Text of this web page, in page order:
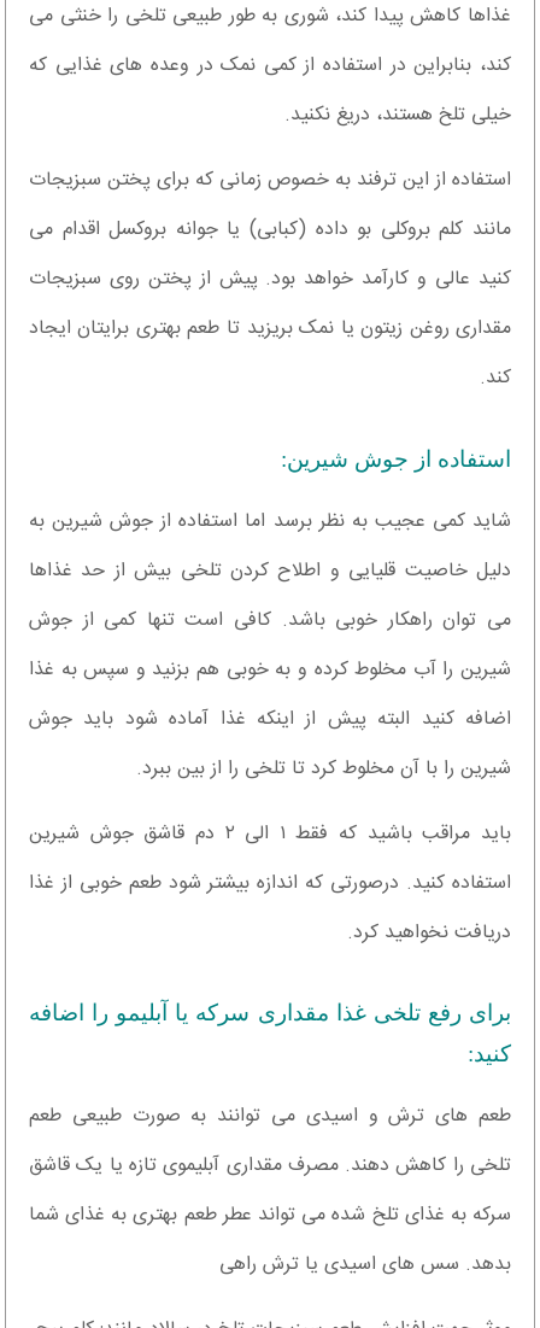
غذاها کاهش پیدا کند، شوری به طور طبیعی تلخی را خنثی می
کند، بنابراین در استفاده از کمی نمک در وعده های غذایی که
خیلی تلخ هستند، دریغ نکنید.
استفاده از این ترفند به خصوص زمانی که برای پختن سبزیجات
مانند کلم بروکلی بو داده (کبابی) یا جوانه بروکسل اقدام می
کنید عالی و کارآمد خواهد بود. پیش از پختن روی سبزیجات
مقداری روغن زیتون یا نمک بریزید تا طعم بهتری برایتان ایجاد
کند.
استفاده از جوش شیرین:
شاید کمی عجیب به نظر برسد اما استفاده از جوش شیرین به
دلیل خاصیت قلیایی و اطلاح کردن تلخی بیش از حد غذاها
می توان راهکار خوبی باشد. کافی است تنها کمی از جوش
شیرین را آب مخلوط کرده و به خوبی هم بزنید و سپس به غذا
اضافه کنید البته پیش از اینکه غذا آماده شود باید جوش
شیرین را با آن مخلوط کرد تا تلخی را از بین ببرد.
باید مراقب باشید که فقط ۱ الی ۲ دم قاشق جوش شیرین
استفاده کنید. درصورتی که اندازه بیشتر شود طعم خوبی از غذا
دریافت نخواهید کرد.
برای رفع تلخی غذا مقداری سرکه یا آبلیمو را اضافه
کنید:
طعم های ترش و اسیدی می توانند به صورت طبیعی طعم
تلخی را کاهش دهند. مصرف مقداری آبلیموی تازه یا یک قاشق
سرکه به غذای تلخ شده می تواند عطر طعم بهتری به غذای شما
بدهد. سس های اسیدی یا ترش راهی